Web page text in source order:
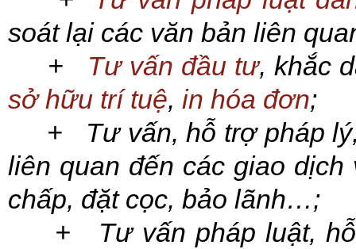
soát lại các văn bản liên
+ Tư vấn đầu tư, khắc
sở hữu trí tuệ, in hóa đơn;
+ Tư vấn, hỗ trợ pháp lý,
liên quan đến các giao
chấp, đặt cọc, bảo lãnh…;
+ Tư vấn pháp luật, hỗ